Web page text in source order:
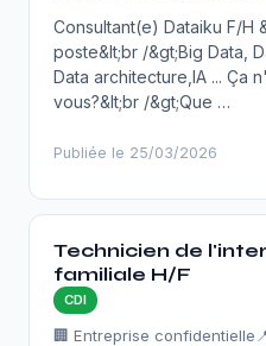
Consultant(e) Dataiku F/H
poste&lt;br /&gt;Big Data,
Data architecture,IA ... Ça
vous?&lt;br /&gt;Que …
Publiée le 25/03/2026
Technicien de
familiale H/F
CDI
🏢 Entreprise confidentielle